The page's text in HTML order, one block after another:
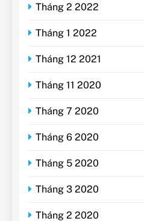
Tháng 2 2022
Tháng 1 2022
Tháng 12 2021
Tháng 11 2020
Tháng 7 2020
Tháng 6 2020
Tháng 5 2020
Tháng 3 2020
Tháng 2 2020